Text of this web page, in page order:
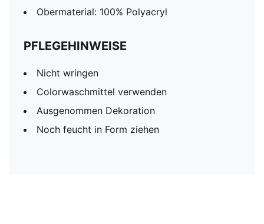
Obermaterial: 100% Polyacryl
PFLEGEHINWEISE
Nicht wringen
Colorwaschmittel verwenden
Ausgenommen Dekoration
Noch feucht in Form ziehen